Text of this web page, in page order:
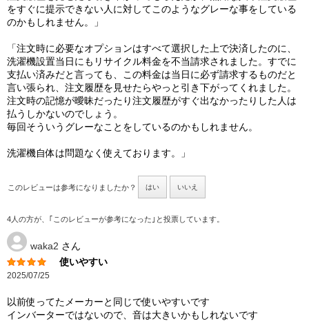
をすぐに提示できない人に対してこのようなグレーな事をしている
のかもしれません。」
「注文時に必要なオプションはすべて選択した上で決済したのに、
洗濯機設置当日にもリサイクル料金を不当請求されました。すでに
支払い済みだと言っても、この料金は当日に必ず請求するものだと
言い張られ、注文履歴を見せたらやっと引き下がってくれました。
注文時の記憶が曖昧だったり注文履歴がすぐ出なかったりした人は
払うしかないのでしょう。
毎回そういうグレーなことをしているのかもしれません。
洗濯機自体は問題なく使えております。」
このレビューは参考になりましたか？ はい いいえ
4人の方が、｢このレビューが参考になった｣と投票しています。
waka2 さん
使いやすい
2025/07/25
以前使ってたメーカーと同じで使いやすいです
インバーターではないので、音は大きいかもしれないです